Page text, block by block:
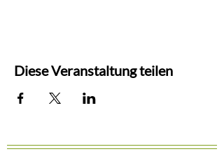
Diese Veranstaltung teilen